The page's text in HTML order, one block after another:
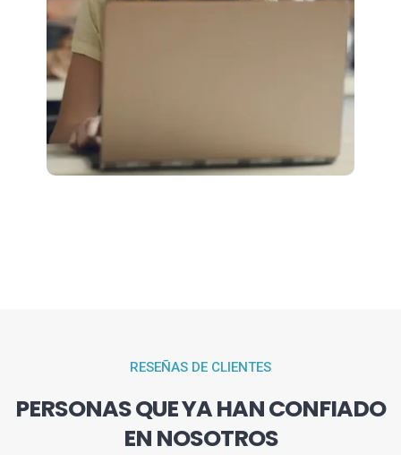
RESEÑAS DE CLIENTES
PERSONAS QUE YA HAN CONFIADO
EN NOSOTROS